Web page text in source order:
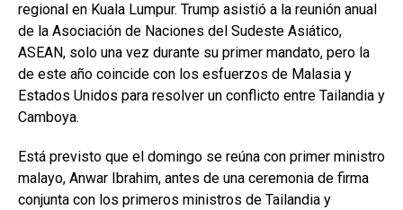
regional en Kuala Lumpur. Trump asistió a la reunión anual
de la Asociación de Naciones del Sudeste Asiático,
ASEAN, solo una vez durante su primer mandato, pero la
de este año coincide con los esfuerzos de Malasia y
Estados Unidos para resolver un conflicto entre Tailandia y
Camboya.
Está previsto que el domingo se reúna con primer ministro
malayo, Anwar Ibrahim, antes de una ceremonia de firma
conjunta con los primeros ministros de Tailandia y